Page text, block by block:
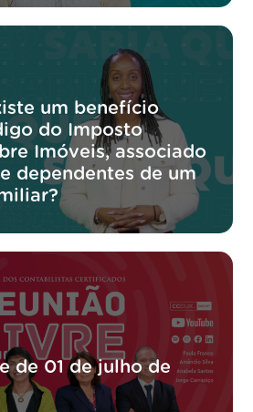
um benefício
do Imposto
Imóveis, associado
dependentes de um
de 01 de julho de